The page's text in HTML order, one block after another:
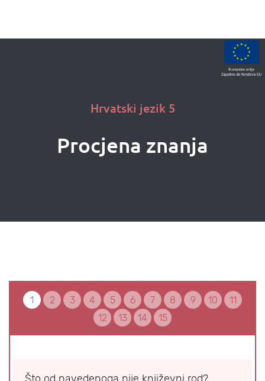
Hrvatski jezik 5
Procjena znanja
1 2 3 4 5 6 7 8 9 10
11
12
13 14 15